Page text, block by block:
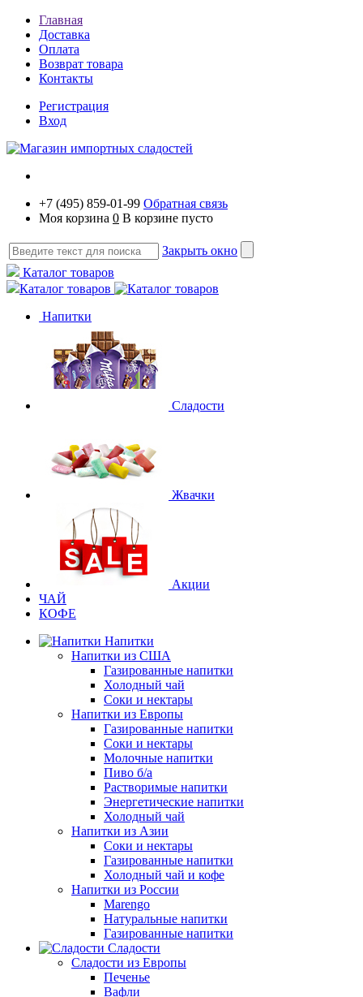
Главная
Доставка
Оплата
Возврат товара
Контакты
Регистрация
Вход
+7 (495) 859-01-99 Обратная связь
Моя корзина 0 В корзине пусто
Закрыть окно
Каталог товаров
Каталог товаров
Напитки
Сладости
Жвачки
Акции
ЧАЙ
КОФЕ
Напитки
Напитки из США
Газированные напитки
Холодный чай
Соки и нектары
Напитки из Европы
Газированные напитки
Соки и нектары
Молочные напитки
Пиво б/а
Растворимые напитки
Энергетические напитки
Холодный чай
Напитки из Азии
Соки и нектары
Газированные напитки
Холодный чай и кофе
Напитки из России
Marengo
Натуральные напитки
Газированные напитки
Сладости
Сладости из Европы
Печенье
Вафли